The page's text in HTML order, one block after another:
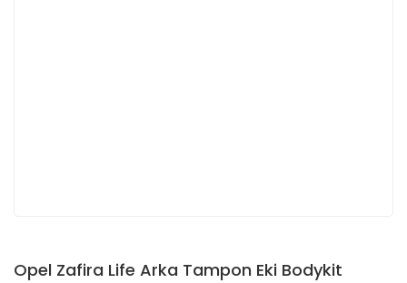
Opel Zafira Life Arka Tampon Eki Bodykit